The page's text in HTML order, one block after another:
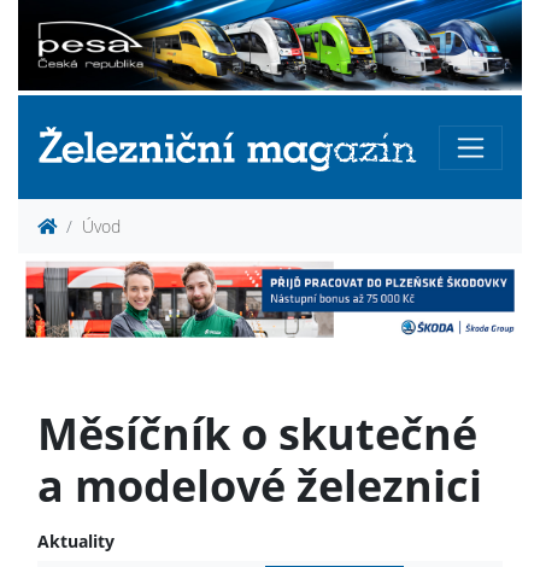
Úvod
Měsíčník o skutečné
a modelové železnici
Aktuality